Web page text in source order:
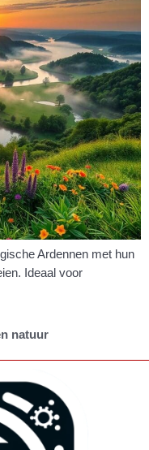
Ardennen met hun
Ideaal voor
natuur